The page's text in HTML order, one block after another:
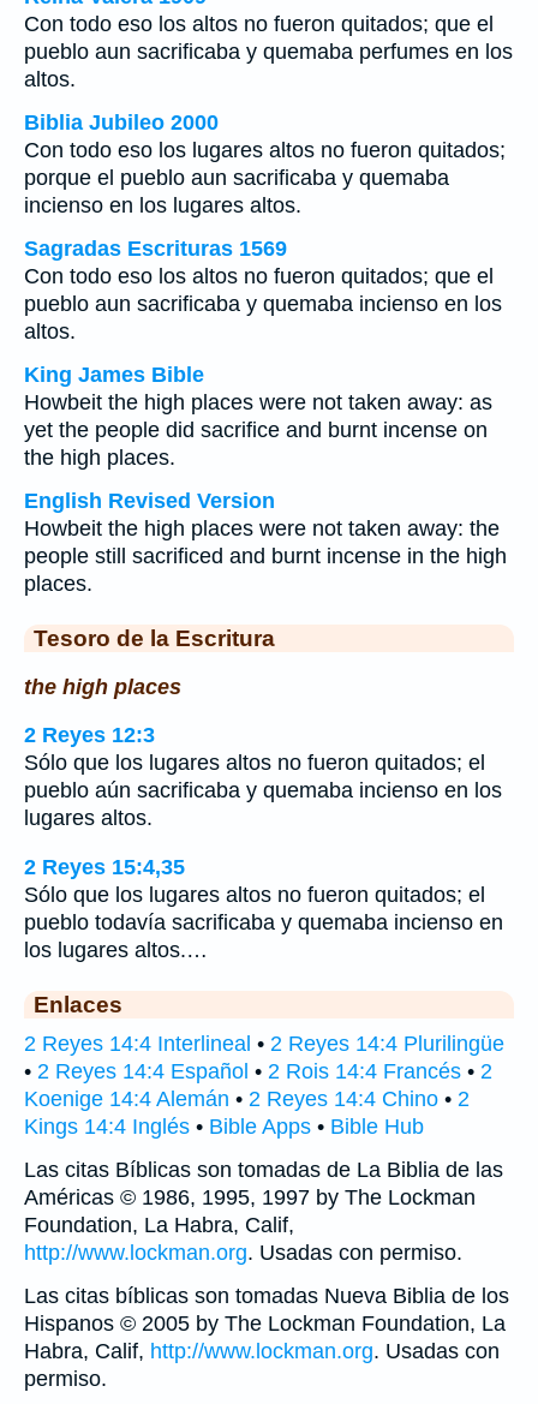
Con todo eso los altos no fueron quitados; que el
pueblo aun sacrificaba y quemaba perfumes en los
altos.
Biblia Jubileo 2000
Con todo eso los lugares altos no fueron quitados;
porque el pueblo aun sacrificaba y quemaba
incienso en los lugares altos.
Sagradas Escrituras 1569
Con todo eso los altos no fueron quitados; que el
pueblo aun sacrificaba y quemaba incienso en los
altos.
King James Bible
Howbeit the high places were not taken away: as
yet the people did sacrifice and burnt incense on
the high places.
English Revised Version
Howbeit the high places were not taken away: the
people still sacrificed and burnt incense in the high
places.
Tesoro de la Escritura
the high places
2 Reyes 12:3
Sólo que los lugares altos no fueron quitados; el
pueblo aún sacrificaba y quemaba incienso en los
lugares altos.
2 Reyes 15:4,35
Sólo que los lugares altos no fueron quitados; el
pueblo todavía sacrificaba y quemaba incienso en
los lugares altos.…
Enlaces
2 Reyes 14:4 Interlineal • 2 Reyes 14:4 Plurilingüe
• 2 Reyes 14:4 Español • 2 Rois 14:4 Francés • 2
Koenige 14:4 Alemán • 2 Reyes 14:4 Chino • 2
Kings 14:4 Inglés • Bible Apps • Bible Hub
Las citas Bíblicas son tomadas de La Biblia de las
Américas © 1986, 1995, 1997 by The Lockman
Foundation, La Habra, Calif,
http://www.lockman.org. Usadas con permiso.
Las citas bíblicas son tomadas Nueva Biblia de los
Hispanos © 2005 by The Lockman Foundation, La
Habra, Calif, http://www.lockman.org. Usadas con
permiso.